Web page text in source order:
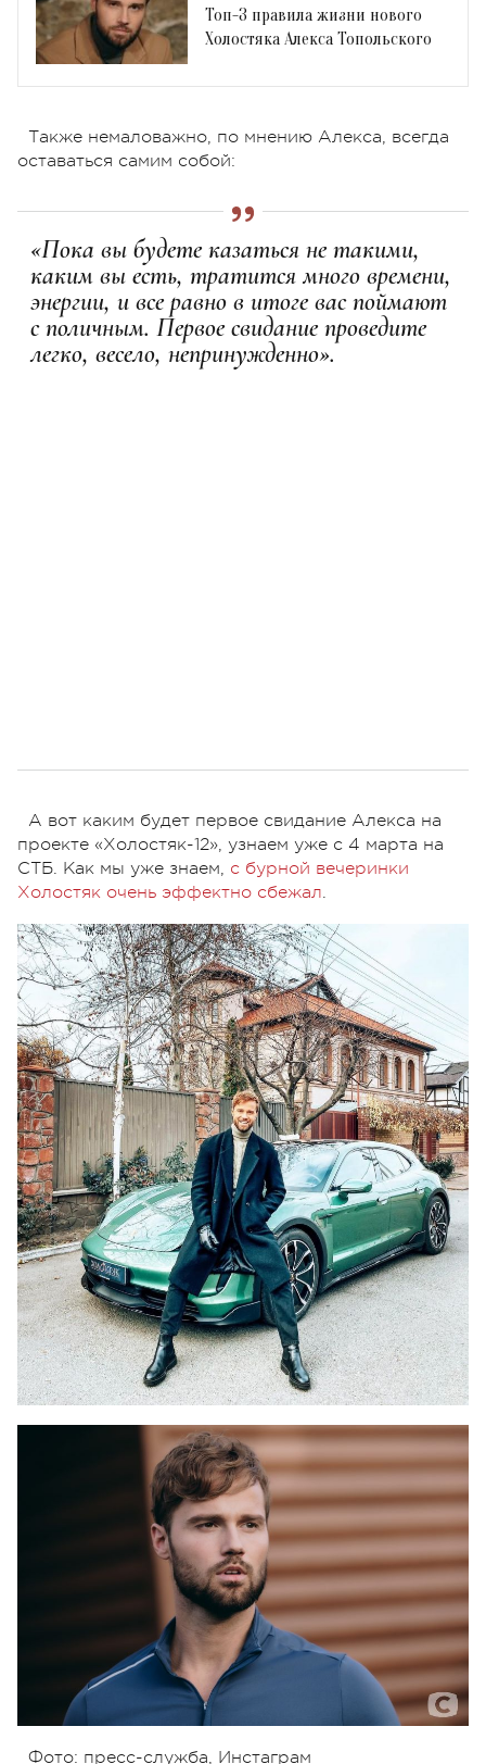
Топ-3 правила жизни нового
Холостяка Алекса Топольского
Также немаловажно, по мнению Алекса, всегда
оставаться самим собой:
«Пока вы будете казаться не такими,
каким вы есть, тратится много времени,
энергии, и все равно в итоге вас поймают
с поличным. Первое свидание проведите
легко, весело, непринужденно».
А вот каким будет первое свидание Алекса на
проекте «Холостяк-12», узнаем уже с 4 марта на
СТБ. Как мы уже знаем, с бурной вечеринки
Холостяк очень эффектно сбежал.
Фото: пресс-служба, Инстаграм